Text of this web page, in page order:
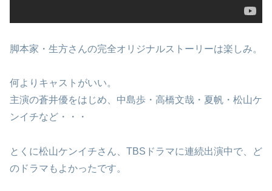
脚本家・生方さんの完全オリジナルストーリーは楽しみ。
何よりキャストがいい。
主演の蒼井優をはじめ、中島歩・高橋文哉・夏帆・松山ケ
ンイチなど・・・
とくに松山ケンイチさん、TBSドラマに連続出演中で、ど
のドラマもよかったです。